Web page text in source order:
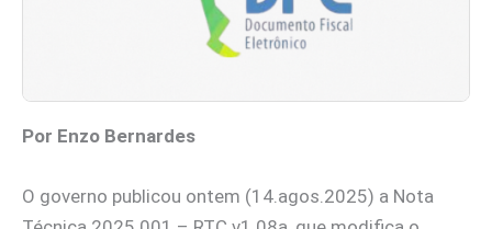
Por Enzo Bernardes
O governo publicou ontem (14.agos.2025) a Nota